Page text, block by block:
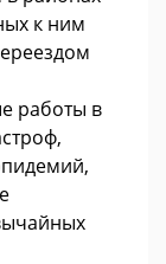
к ним
работы в